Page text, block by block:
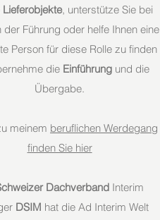
Lieferobjekte, unterstütze Sie bei
der Führung oder helfe Ihnen eine
Person für diese Rolle zu finden
die Einführung und die
Übergabe.
meinem beruflichen Werdegang
finden Sie hier
Dachverband Interim
DSIM hat die Ad Interim Welt